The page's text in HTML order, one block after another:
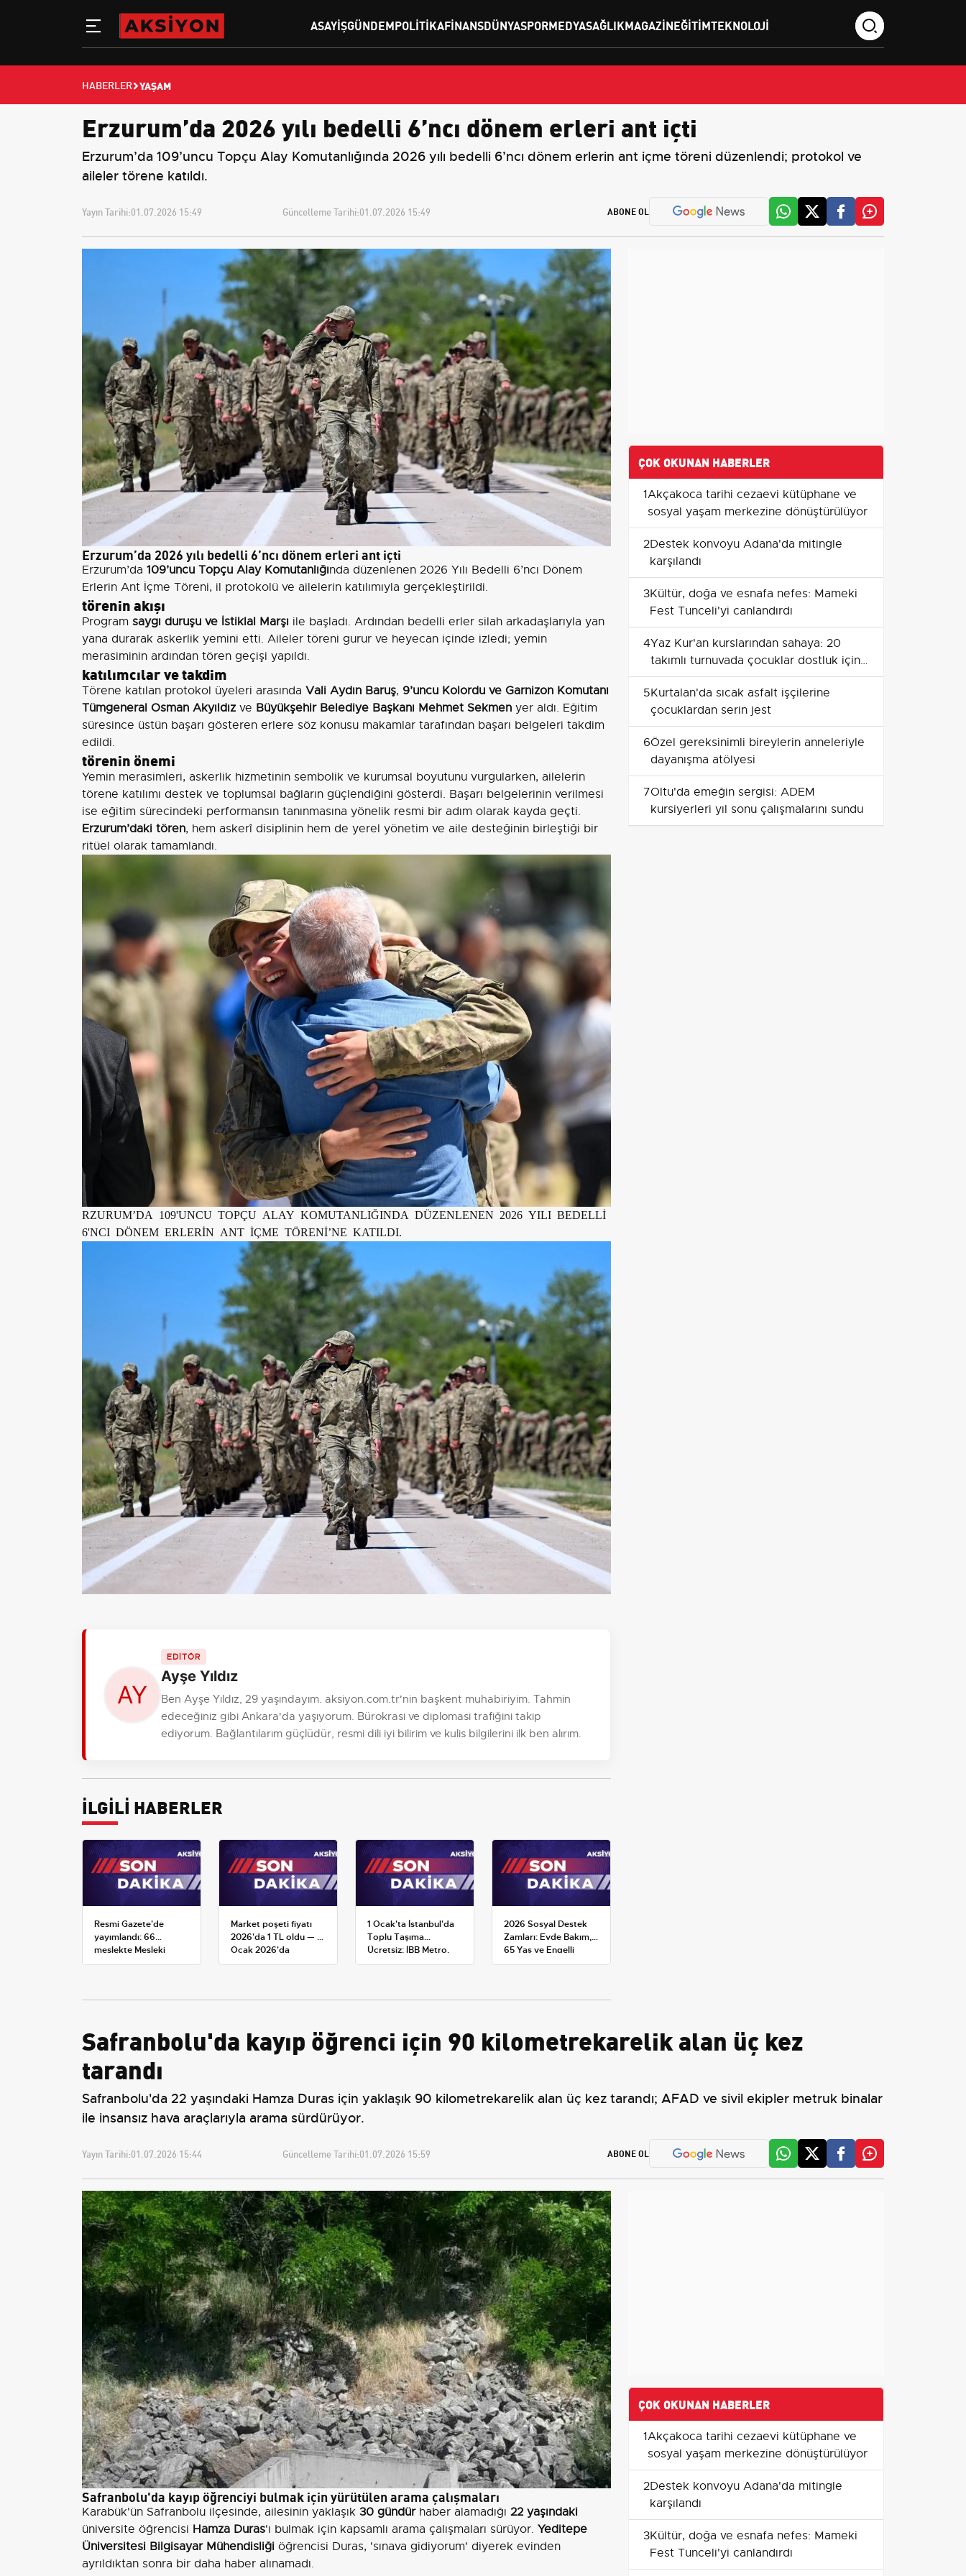
ASAYIŞGÜNDEMPOLITIKAFINANSDÜNYASPORMEDYASAĞLIKMAGAZINEĞITIMTEKNOLOJI
HABERLER YAŞAM
Erzurum’da 2026 yılı bedelli 6’ncı dönem erleri ant içti
Erzurum’da 109’uncu Topçu Alay Komutanlığında 2026 yılı bedelli 6’ncı dönem erlerin ant içme töreni düzenlendi; protokol ve
aileler törene katıldı.
Yayın Tarihi:01.07.2026 15:49 Güncelleme Tarihi:01.07.2026 15:49 ABONE OL
Erzurum’da 2026 yılı bedelli 6’ncı dönem erleri ant içti
Erzurum’da 109’uncu Topçu Alay Komutanlığında düzenlenen 2026 Yılı Bedelli 6’ncı Dönem
Erlerin Ant İçme Töreni, il protokolü ve ailelerin katılımıyla gerçekleştirildi.
törenin akışı
Program saygı duruşu ve İstiklal Marşı ile başladı. Ardından bedelli erler silah arkadaşlarıyla yan
yana durarak askerlik yemini etti. Aileler töreni gurur ve heyecan içinde izledi; yemin
merasiminin ardından tören geçişi yapıldı.
katılımcılar ve takdim
Törene katılan protokol üyeleri arasında Vali Aydın Baruş, 9’uncu Kolordu ve Garnizon Komutanı
Tümgeneral Osman Akyıldız ve Büyükşehir Belediye Başkanı Mehmet Sekmen yer aldı. Eğitim
süresince üstün başarı gösteren erlere söz konusu makamlar tarafından başarı belgeleri takdim
edildi.
törenin önemi
Yemin merasimleri, askerlik hizmetinin sembolik ve kurumsal boyutunu vurgularken, ailelerin
törene katılımı destek ve toplumsal bağların güçlendiğini gösterdi. Başarı belgelerinin verilmesi
ise eğitim sürecindeki performansın tanınmasına yönelik resmi bir adım olarak kayda geçti.
Erzurum’daki tören, hem askerî disiplinin hem de yerel yönetim ve aile desteğinin birleştiği bir
ritüel olarak tamamlandı.
RZURUM’DA 109'UNCU TOPÇU ALAY KOMUTANLIĞINDA DÜZENLENEN 2026 YILI BEDELLİ
6'NCI DÖNEM ERLERİN ANT İÇME TÖRENİ’NE KATILDI.
EDİTÖR
Ayşe Yıldız
Ben Ayşe Yıldız, 29 yaşındayım. aksiyon.com.tr'nin başkent muhabiriyim. Tahmin
edeceğiniz gibi Ankara'da yaşıyorum. Bürokrasi ve diplomasi trafiğini takip
ediyorum. Bağlantılarım güçlüdür, resmi dili iyi bilirim ve kulis bilgilerini ilk ben alırım.
İLGİLİ HABERLER
Resmi Gazete'de
yayımlandı: 66
meslekte Mesleki
Yeterlilik Belgesi
Market poşeti fiyatı
2026'da 1 TL oldu — 1
Ocak 2026'da
yürürlüğe giren tarife
1 Ocak'ta İstanbul'da
Toplu Taşıma
Ücretsiz: İBB Metro,
Metrobüs ve Otobüs
2026 Sosyal Destek
Zamları: Evde Bakım,
65 Yaş ve Engelli
Maaşlarında Yeni
ÇOK OKUNAN HABERLER
1Akçakoca tarihi cezaevi kütüphane ve
sosyal yaşam merkezine dönüştürülüyor
2Destek konvoyu Adana'da mitingle
karşılandı
3Kültür, doğa ve esnafa nefes: Mameki
Fest Tunceli'yi canlandırdı
4Yaz Kur'an kurslarından sahaya: 20
takımlı turnuvada çocuklar dostluk için
ter döktü
5Kurtalan'da sıcak asfalt işçilerine
çocuklardan serin jest
6Özel gereksinimli bireylerin anneleriyle
dayanışma atölyesi
7Oltu'da emeğin sergisi: ADEM
kursiyerleri yıl sonu çalışmalarını sundu
Safranbolu'da kayıp öğrenci için 90 kilometrekarelik alan üç kez
tarandı
Safranbolu'da 22 yaşındaki Hamza Duras için yaklaşık 90 kilometrekarelik alan üç kez tarandı; AFAD ve sivil ekipler metruk binalar
ile insansız hava araçlarıyla arama sürdürüyor.
Yayın Tarihi:01.07.2026 15:44 Güncelleme Tarihi:01.07.2026 15:59 ABONE OL
Safranbolu'da kayıp öğrenciyi bulmak için yürütülen arama çalışmaları
Karabük'ün Safranbolu ilçesinde, ailesinin yaklaşık 30 gündürhaber alamadığı 22 yaşındaki
üniversite öğrencisi Hamza Duras'ı bulmak için kapsamlı arama çalışmaları sürüyor. Yeditepe
Üniversitesi Bilgisayar Mühendisliği öğrencisi Duras, 'sınava gidiyorum' diyerek evinden
ayrıldıktan sonra bir daha haber alınamadı.
ÇOK OKUNAN HABERLER
1Akçakoca tarihi cezaevi kütüphane ve
sosyal yaşam merkezine dönüştürülüyor
2Destek konvoyu Adana'da mitingle
karşılandı
3Kültür, doğa ve esnafa nefes: Mameki
Fest Tunceli'yi canlandırdı